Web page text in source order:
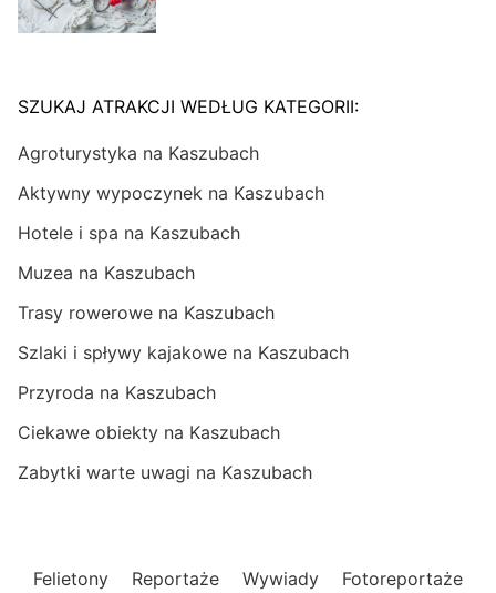
SZUKAJ ATRAKCJI WEDŁUG KATEGORII:
Agroturystyka na Kaszubach
Aktywny wypoczynek na Kaszubach
Hotele i spa na Kaszubach
Muzea na Kaszubach
Trasy rowerowe na Kaszubach
Szlaki i spływy kajakowe na Kaszubach
Przyroda na Kaszubach
Ciekawe obiekty na Kaszubach
Zabytki warte uwagi na Kaszubach
Felietony Reportaże Wywiady Fotoreportaże